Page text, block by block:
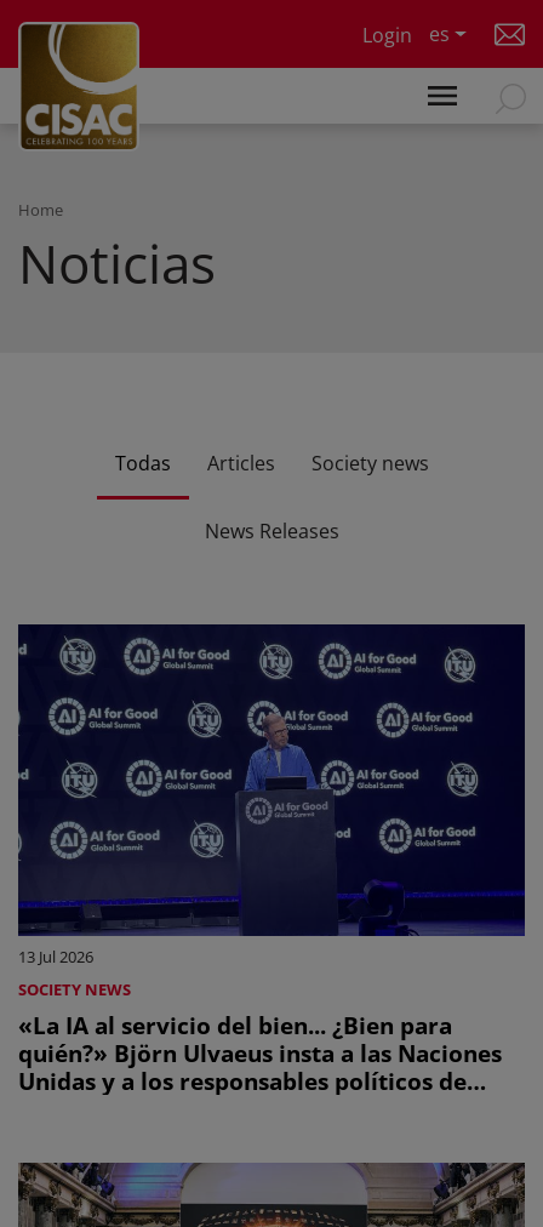
Login
es
Home
Noticias
Todas Articles Society news
News Releases
13 Jul 2026
SOCIETY NEWS
«La IA al servicio del bien... ¿Bien para
quién?» Björn Ulvaeus insta a las Naciones
Unidas y a los responsables políticos de
reciban una parte de los ingresos de la IA.